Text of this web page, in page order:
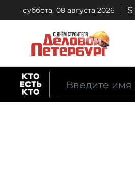
суббота, 08 августа 2026 $